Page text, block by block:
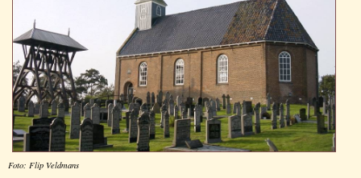
Foto: Flip Veldmans